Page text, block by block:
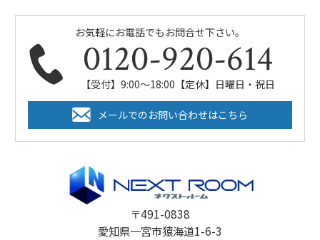
お気軽にお電話でもお問合せ下さい。
0120-920-614
【受付】9:00～18:00【定休】日曜日・祝日
メールでのお問い合わせはこちら
〒491-0838
愛知県一宮市猿海道1-6-3